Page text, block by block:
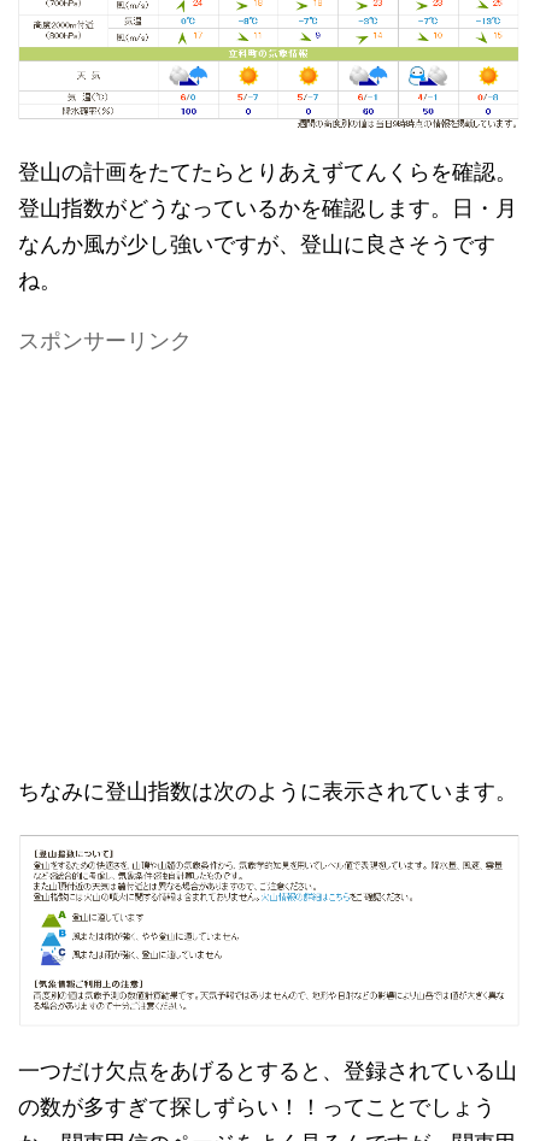
登山の計画をたてたらとりあえずてんくらを確認。
登山指数がどうなっているかを確認します。日・月
なんか風が少し強いですが、登山に良さそうです
ね。
スポンサーリンク
ちなみに登山指数は次のように表示されています。
一つだけ欠点をあげるとすると、登録されている山
の数が多すぎて探しずらい！！ってことでしょう